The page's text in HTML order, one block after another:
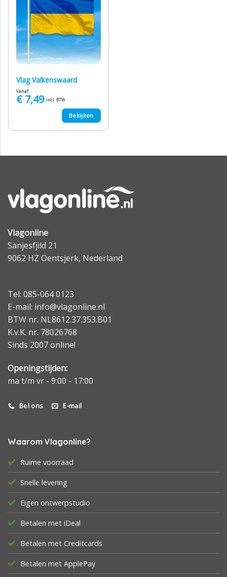
Vlag Valkenswaard
Vanaf:
€7,49 incl. BTW
Bekijken
Vlagonline
Sanjesfjild 21
9062 HZ Oentsjerk, Nederland
Tel: 085-064 0123
E-mail: info@vlagonline.nl
BTW nr. NL8612.37.353.B01
K.v.K. nr. 78026768
Sinds 2007 online!
Openingstijden:
ma t/m vr - 9:00 - 17:00
Bel ons E-mail
Waarom Vlagonline?
Ruime voorraad
Snelle levering
Eigen ontwerpstudio
Betalen met iDeal
Betalen met Creditcards
Betalen met ApplePay